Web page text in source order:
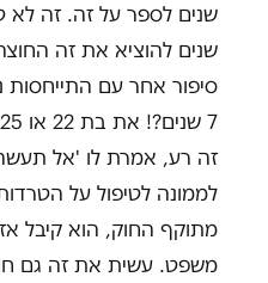
שנים לספר על זה. זה לא
שנים להוציא את זה
סיפור אחר עם התייחסות
זה רע, אמרת לו 'אל
לממונה לטיפול על
מתוקף החוק, הוא קיבל
משפט. עשית את זה גם